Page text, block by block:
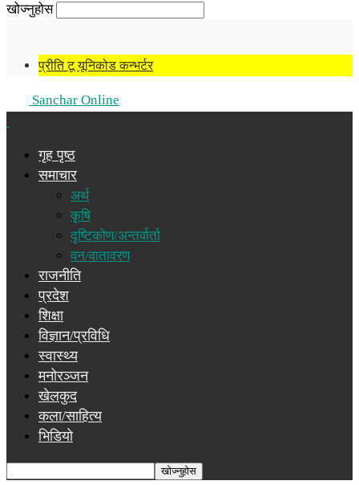
खोज्नुहोस
प्रीति टू यूनिकोड कन्भर्टर
Sanchar Online
गृह पृष्ठ
समाचार
अर्थ
कृषि
दृष्टिकोण/अन्तर्वार्ता
वन/वातावरण
राजनीति
प्रदेश
शिक्षा
विज्ञान/प्रविधि
स्वास्थ्य
मनोरञ्जन
खेलकुद
कला/साहित्य
भिडियो